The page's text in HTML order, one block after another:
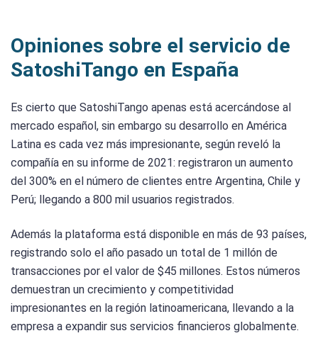
Opiniones sobre el servicio de
SatoshiTango en España
Es cierto que SatoshiTango apenas está acercándose al
mercado español, sin embargo su desarrollo en América
Latina es cada vez más impresionante, según reveló la
compañía en su informe de 2021: registraron un aumento
del 300% en el número de clientes entre Argentina, Chile y
Perú; llegando a 800 mil usuarios registrados.
Además la plataforma está disponible en más de 93 países,
registrando solo el año pasado un total de 1 millón de
transacciones por el valor de $45 millones. Estos números
demuestran un crecimiento y competitividad
impresionantes en la región latinoamericana, llevando a la
empresa a expandir sus servicios financieros globalmente.